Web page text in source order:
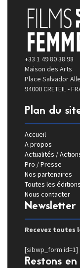
+33 1 49 80 38 98
Maison des Arts
Place Salvador
94000 CRETEIL -
Plan du
Accueil
A propos
Actualités /
Pro / Presse
Nos partenaires
Toutes les
Nous contacter
Newsletter
Recevez toutes
[sibwp_form id=1]
Restons